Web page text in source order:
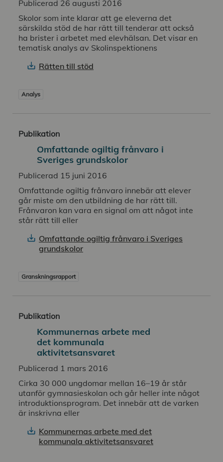
Publicerad 26 augusti 2016
Skolor som inte klarar att ge eleverna det
särskilda stöd de har rätt till tenderar att också
ha brister i arbetet med elevhälsan. Det visar en
tematisk analys av Skolinspektionens
Rätten till stöd
Analys
Publikation
Omfattande ogiltig frånvaro i
Sveriges grundskolor
Publicerad 15 juni 2016
Omfattande ogiltig frånvaro innebär att elever
går miste om den utbildning de har rätt till.
Frånvaron kan vara en signal om att något inte
står rätt till eller
Omfattande ogiltig frånvaro i Sveriges
grundskolor
Granskningsrapport
Publikation
Kommunernas arbete med
det kommunala
aktivitetsansvaret
Publicerad 1 mars 2016
Cirka 30 000 ungdomar mellan 16–19 år står
utanför gymnasieskolan och går heller inte något
introduktionsprogram. Det innebär att de varken
är inskrivna eller
Kommunernas arbete med det
kommunala aktivitetsansvaret